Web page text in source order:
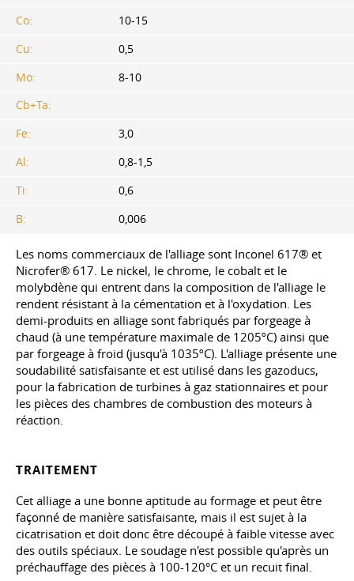
Co:
10-15
Cu:
0,5
Mo:
8-10
Cb+Ta:
Fe:
3,0
Al:
0,8-1,5
Ti:
0,6
В:
0,006
Les noms commerciaux de l'alliage sont Inconel 617® et
Nicrofer® 617. Le nickel, le chrome, le cobalt et le
molybdène qui entrent dans la composition de l'alliage le
rendent résistant à la cémentation et à l'oxydation. Les
demi-produits en alliage sont fabriqués par forgeage à
chaud (à une température maximale de 1205ºC) ainsi que
par forgeage à froid (jusqu'à 1035ºC). L'alliage présente une
soudabilité satisfaisante et est utilisé dans les gazoducs,
pour la fabrication de turbines à gaz stationnaires et pour
les pièces des chambres de combustion des moteurs à
réaction.
TRAITEMENT
Cet alliage a une bonne aptitude au formage et peut être
façonné de manière satisfaisante, mais il est sujet à la
cicatrisation et doit donc être découpé à faible vitesse avec
des outils spéciaux. Le soudage n'est possible qu'après un
préchauffage des pièces à 100-120°C et un recuit final.